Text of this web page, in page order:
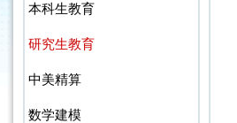
本科生教育
研究生教育
中美精算
数学建模